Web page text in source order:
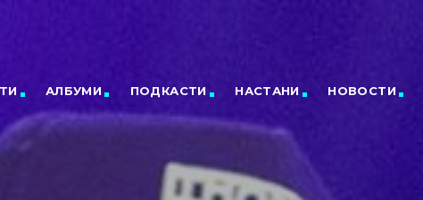
АЛБУМИ ПОДКАСТИ НАСТАНИ НОВОСТИ